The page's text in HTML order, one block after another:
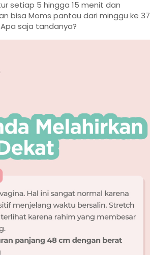
setiap 5 hingga 15 menit dan
bisa Moms pantau dari minggu ke 37
saja tandanya?